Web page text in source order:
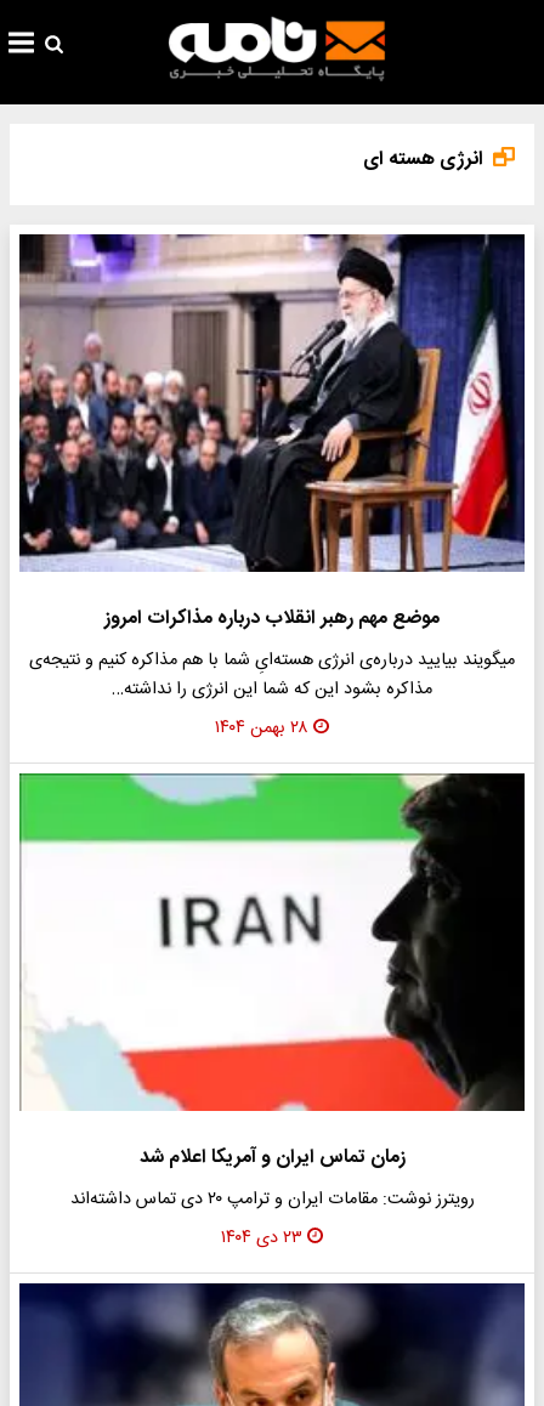
انرژی هسته ای
موضع مهم رهبر انقلاب درباره مذاکرات امروز
میگویند بیایید درباره‌ی انرژی هسته‌ایِ شما با هم مذاکره کنیم و نتیجه‌ی
مذاکره بشود این که شما این انرژی را نداشته…
۲۸ بهمن ۱۴۰۴
زمان تماس ایران و آمریکا اعلام شد
رویترز نوشت: مقامات ایران و ترامپ ۲۰ دی تماس داشته‌اند
۲۳ دی ۱۴۰۴